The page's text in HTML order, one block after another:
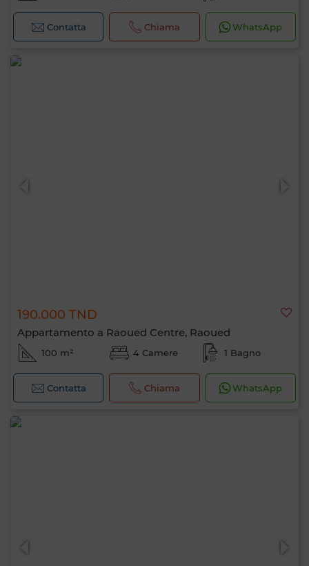
Contatta Chiama WhatsApp
190.000 TND
Appartamento a Raoued Centre, Raoued
100 m² 4 Camere 1 Bagno
Contatta Chiama WhatsApp